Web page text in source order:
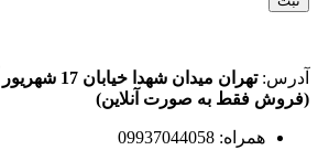
آدرس:تهران میدان شهدا خیابان 17 شهریور آنلاین شاپ کافه عطار
(فروش فقط به صورت آنلاین)
همراه: 09937044058